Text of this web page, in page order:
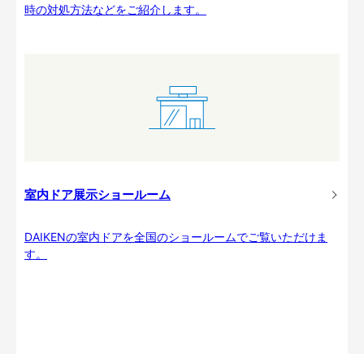
時の対処方法などをご紹介します。
室内ドア展示ショールーム
DAIKENの室内ドアを全国のショールームでご覧いただけま
す。